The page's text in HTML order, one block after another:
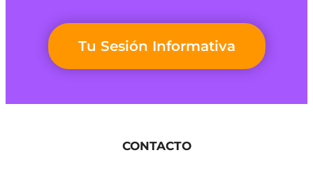
Tu Sesión Informativa
CONTACTO